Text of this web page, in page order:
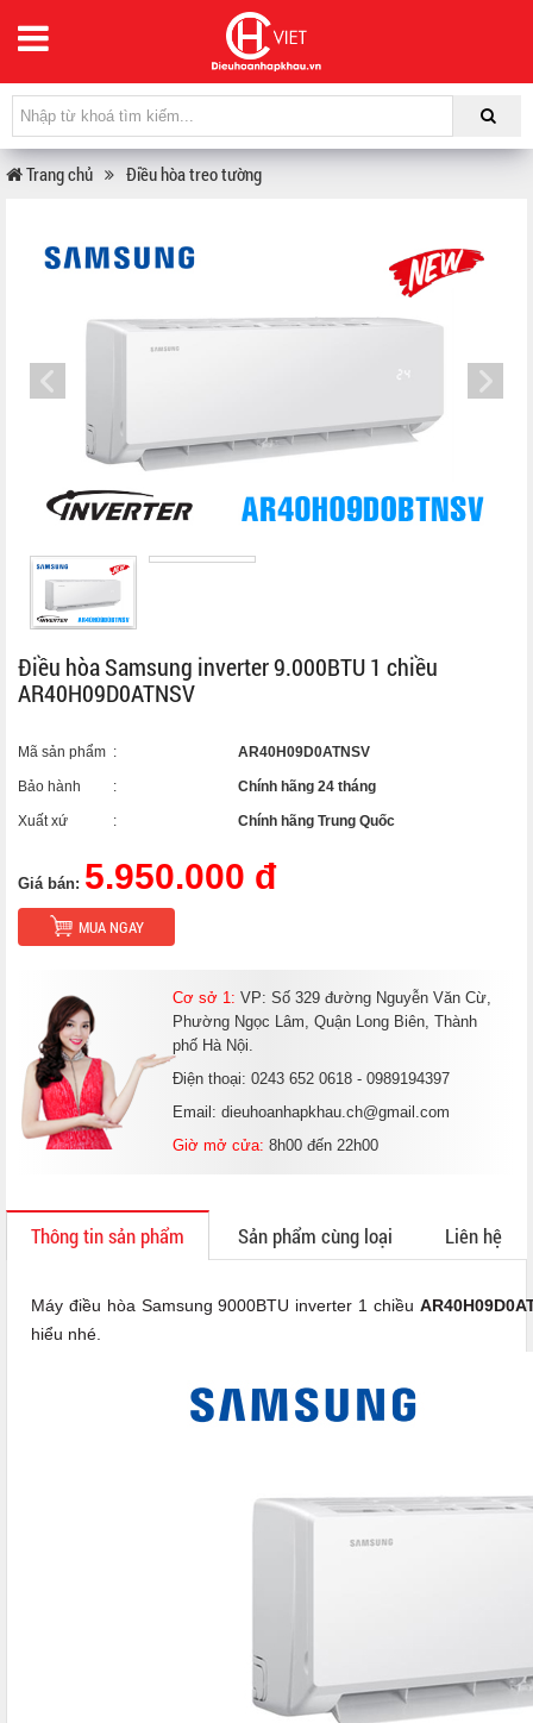
Trang chủ Điều hòa treo tường
Điều hòa Samsung inverter 9.000BTU 1 chiều
AR40H09D0ATNSV
Mã sản phẩm : AR40H09D0ATNSV
Bảo hành : Chính hãng 24 tháng
Xuất xứ : Chính hãng Trung Quốc
Giá bán: 5.950.000 đ
MUA NGAY
Cơ sở 1: VP: Số 329 đường Nguyễn Văn Cừ,
Phường Ngọc Lâm, Quận Long Biên, Thành
phố Hà Nội.
Điện thoại: 0243 652 0618 - 0989194397
Email: dieuhoanhapkhau.ch@gmail.com
Giờ mở cửa: 8h00 đến 22h00
Thông tin sản phẩm Sản phẩm cùng loại Liên hệ
Máy điều hòa Samsung 9000BTU inverter 1 chiều
hiểu nhé.